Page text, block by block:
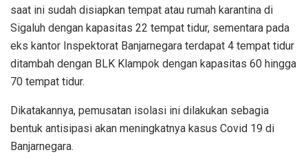
saat ini sudah disiapkan tempat atau rumah karantina di
Sigaluh dengan kapasitas 22 tempat tidur, sementara pada
eks kantor Inspektorat Banjarnegara terdapat 4 tempat tidur
ditambah dengan BLK Klampok dengan kapasitas 60 hingga
70 tempat tidur.
Dikatakannya, pemusatan isolasi ini dilakukan sebagia
bentuk antisipasi akan meningkatnya kasus Covid 19 di
Banjarnegara.